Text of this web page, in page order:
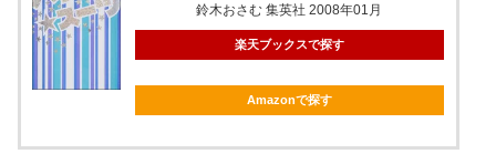
鈴木おさむ 集英社 2008年01月
楽天ブックスで探す
Amazonで探す